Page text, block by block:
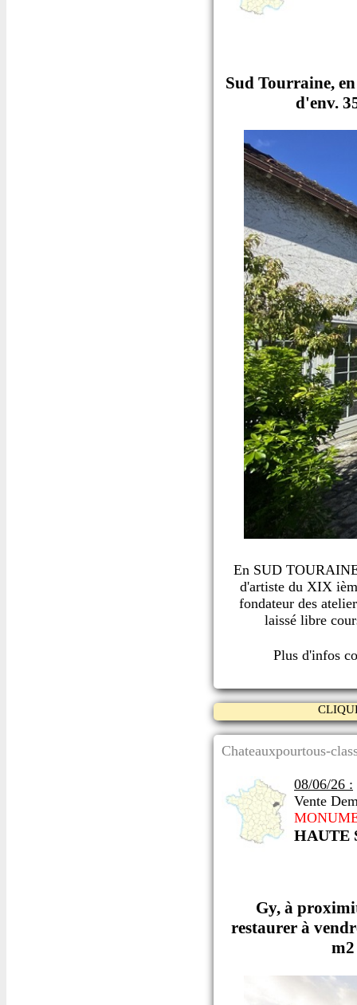
Sud Tourraine,
d'env.
En SUD
d'artiste du XIX
fondateur des
laissé libre
Plus d'infos
Chateauxpourtous-
08/06/26 :
Vente
HAUTE
Gy, à
restaurer à